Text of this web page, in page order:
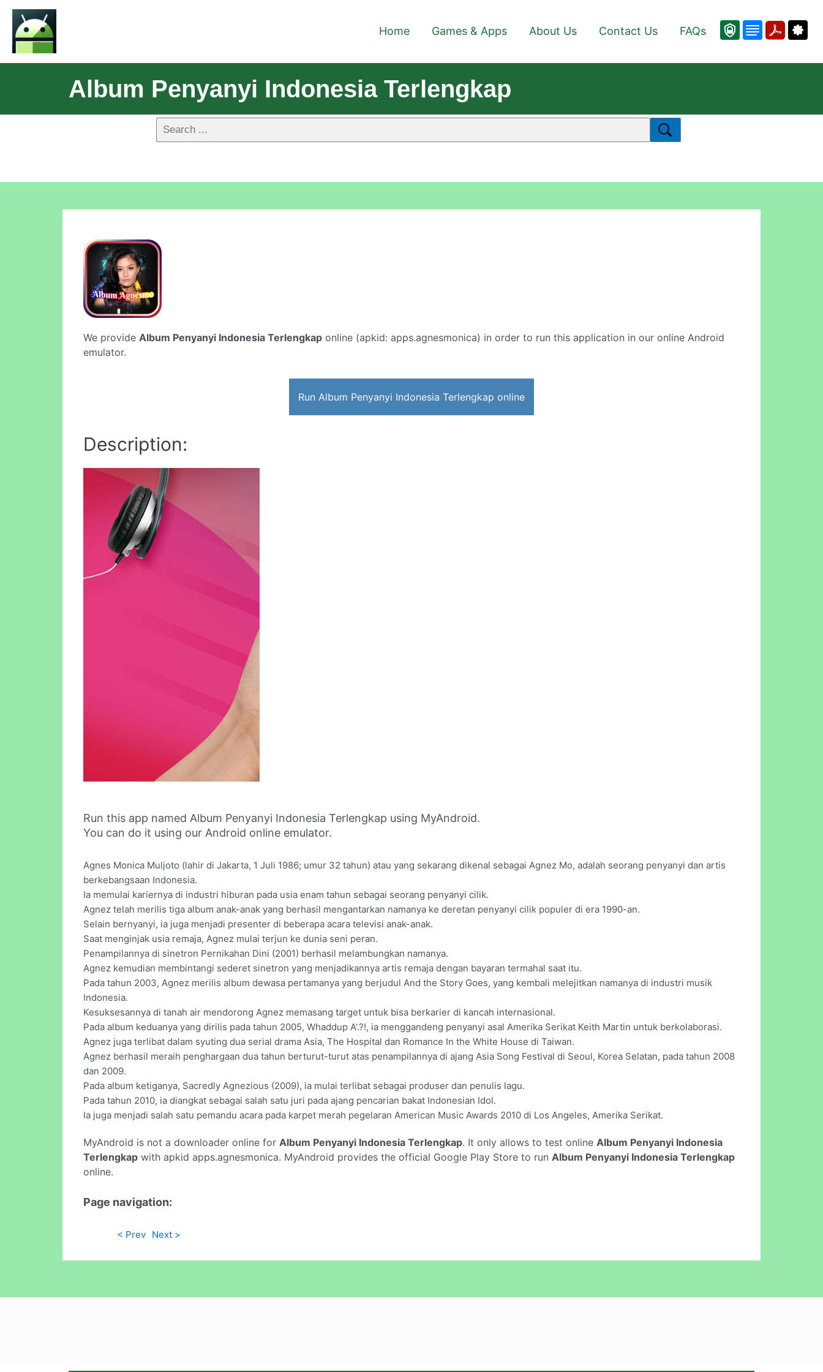
Home Games & Apps About Us Contact Us FAQs
Album Penyanyi Indonesia Terlengkap
We provide Album Penyanyi Indonesia Terlengkap online (apkid: apps.agnesmonica) in order to run this application in our online Android
emulator.
Run Album Penyanyi Indonesia Terlengkap online
Description:
Run this app named Album Penyanyi Indonesia Terlengkap using MyAndroid.
You can do it using our Android online emulator.
Agnes Monica Muljoto (lahir di Jakarta, 1 Juli 1986; umur 32 tahun) atau yang sekarang dikenal sebagai Agnez Mo, adalah seorang penyanyi dan artis
berkebangsaan Indonesia.
Ia memulai kariernya di industri hiburan pada usia enam tahun sebagai seorang penyanyi cilik.
Agnez telah merilis tiga album anak-anak yang berhasil mengantarkan namanya ke deretan penyanyi cilik populer di era 1990-an.
Selain bernyanyi, ia juga menjadi presenter di beberapa acara televisi anak-anak.
Saat menginjak usia remaja, Agnez mulai terjun ke dunia seni peran.
Penampilannya di sinetron Pernikahan Dini (2001) berhasil melambungkan namanya.
Agnez kemudian membintangi sederet sinetron yang menjadikannya artis remaja dengan bayaran termahal saat itu.
Pada tahun 2003, Agnez merilis album dewasa pertamanya yang berjudul And the Story Goes, yang kembali melejitkan namanya di industri musik
Indonesia.
Kesuksesannya di tanah air mendorong Agnez memasang target untuk bisa berkarier di kancah internasional.
Pada album keduanya yang dirilis pada tahun 2005, Whaddup A'.?!, ia menggandeng penyanyi asal Amerika Serikat Keith Martin untuk berkolaborasi.
Agnez juga terlibat dalam syuting dua serial drama Asia, The Hospital dan Romance In the White House di Taiwan.
Agnez berhasil meraih penghargaan dua tahun berturut-turut atas penampilannya di ajang Asia Song Festival di Seoul, Korea Selatan, pada tahun 2008
dan 2009.
Pada album ketiganya, Sacredly Agnezious (2009), ia mulai terlibat sebagai produser dan penulis lagu.
Pada tahun 2010, ia diangkat sebagai salah satu juri pada ajang pencarian bakat Indonesian Idol.
Ia juga menjadi salah satu pemandu acara pada karpet merah pegelaran American Music Awards 2010 di Los Angeles, Amerika Serikat.
MyAndroid is not a downloader online for Album Penyanyi Indonesia Terlengkap. It only allows to test online Album Penyanyi Indonesia
Terlengkap with apkid apps.agnesmonica. MyAndroid provides the official Google Play Store to run Album Penyanyi Indonesia Terlengkap
online.
Page navigation:
< Prev Next >